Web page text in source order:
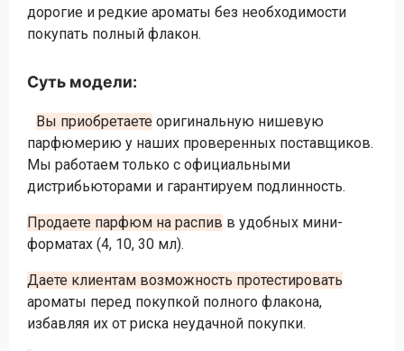
дорогие и редкие ароматы без необходимости
покупать полный флакон.
Суть модели:
Вы приобретаете оригинальную нишевую
парфюмерию у наших проверенных поставщиков.
Мы работаем только с официальными
дистрибьюторами и гарантируем подлинность.
Продаете парфюм на распив в удобных мини-
форматах (4, 10, 30 мл).
Даете клиентам возможность протестировать
ароматы перед покупкой полного флакона,
избавляя их от риска неудачной покупки.